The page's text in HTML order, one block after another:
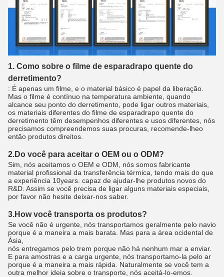
1. Como sobre o filme de esparadrapo quente do
derretimento?
: É apenas um filme, e o material básico é papel da liberação.
Mas o filme é contínuo na temperatura ambiente, quando
alcance seu ponto do derretimento, pode ligar outros materiais,
os materiais diferentes do filme de esparadrapo quente do
derretimento têm desempenhos diferentes e usos diferentes, nós
precisamos compreendemos suas procuras, recomende-lheo
então produtos direitos.
2.Do você para aceitar o OEM ou o ODM?
Sim, nós aceitamos o OEM e ODM, nós somos fabricante
material profissional da transferência térmica, tendo mais do que
a experiência 10years. capaz de ajudar-lhe produtos novos do
R&D. Assim se você precisa de ligar alguns materiais especiais,
por favor não hesite deixar-nos saber.
3.How você transporta os produtos?
Se você não é urgente, nós transportamos geralmente pelo navio
porque é a maneira a mais barata. Mas para a área ocidental de
Ásia,
nós entregamos pelo trem porque não há nenhum mar a enviar.
E para amostras e a carga urgente, nós transportamo-la pelo ar
porque é a maneira a mais rápida. Naturalmente se você tem a
outra melhor ideia sobre o transporte, nós aceitá-lo-emos.